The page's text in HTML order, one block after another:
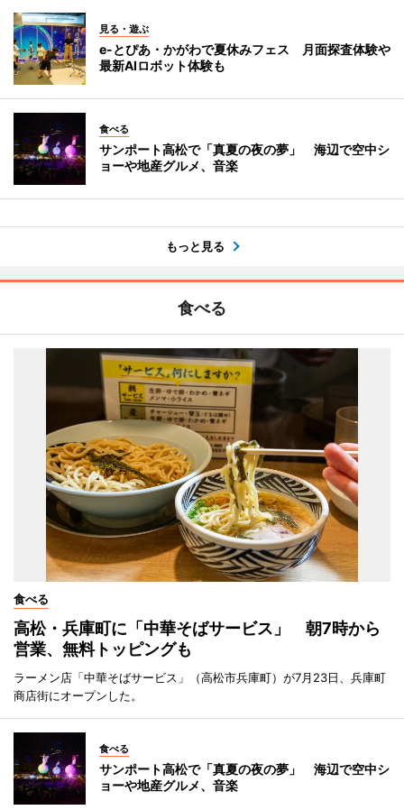
見る・遊ぶ
e-とぴあ・かがわで夏休みフェス 月面探査体験や
最新AIロボット体験も
食べる
サンポート高松で「真夏の夜の夢」 海辺で空中シ
ョーや地産グルメ、音楽
もっと見る
食べる
食べる
高松・兵庫町に「中華そばサービス」 朝7時から
営業、無料トッピングも
ラーメン店「中華そばサービス」（高松市兵庫町）が7月23日、兵庫町
商店街にオープンした。
食べる
サンポート高松で「真夏の夜の夢」 海辺で空中シ
ョーや地産グルメ、音楽